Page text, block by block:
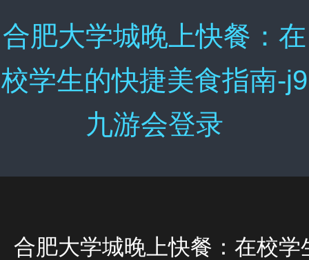
合肥大学城晚上快餐：在
校学生的快捷美食指南-j9
九游会登录
合肥大学城晚上快餐：在校学